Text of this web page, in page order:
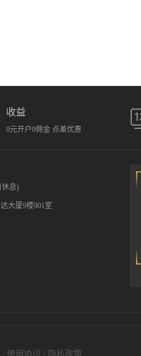
收益
0元开户0佣金 点差优惠
休息)
大厦9楼901室
使用协议 隐私政策